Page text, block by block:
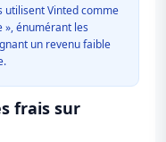
utilisent Vinted comme
», énumérant les
un revenu faible
frais sur